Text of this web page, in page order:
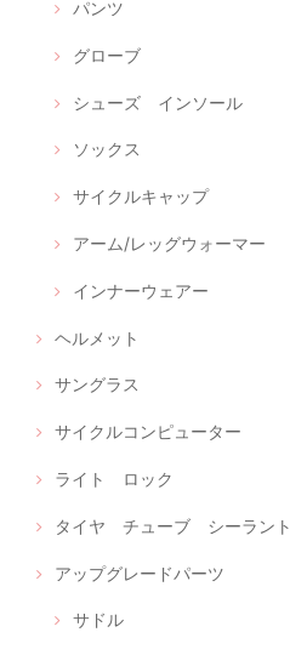
パンツ
グローブ
シューズ インソール
ソックス
サイクルキャップ
アーム/レッグウォーマー
インナーウェアー
ヘルメット
サングラス
サイクルコンピューター
ライト ロック
タイヤ チューブ シーラント
アップグレードパーツ
サドル